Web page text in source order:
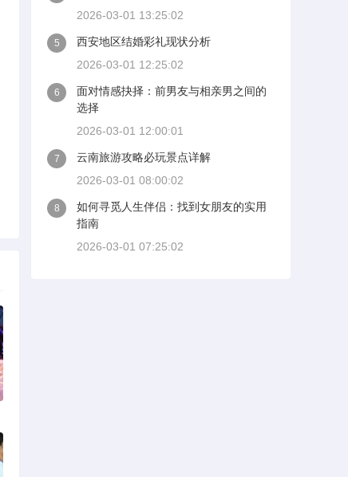
2026-03-01 13:25:02
5
西安地区结婚彩礼现状分析
2026-03-01 12:25:02
6
面对情感抉择：前男友与相亲男之间的
选择
2026-03-01 12:00:01
7
云南旅游攻略必玩景点详解
2026-03-01 08:00:02
8
如何寻觅人生伴侣：找到女朋友的实用
指南
2026-03-01 07:25:02